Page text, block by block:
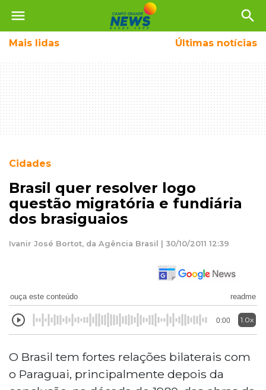
menu search
Mais lidas Últimas notícias
Cidades
Brasil quer resolver logo
questão migratória e fundiária
dos brasiguaios
Ivanir José Bortot, da Agência Brasil | 30/10/2011 12:39
ouça este conteúdo readme
0:00 1.0x
O Brasil tem fortes relações bilaterais com
o Paraguai, principalmente depois da